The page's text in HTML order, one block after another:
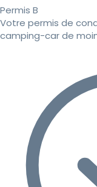
Permis B
Votre permis de
camping-car de